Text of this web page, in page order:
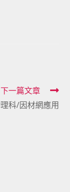
下一篇文章
科/因材網應用